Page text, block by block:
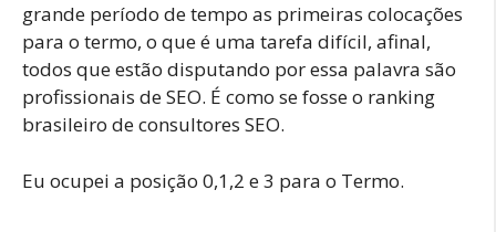
grande período de tempo as primeiras colocações
para o termo, o que é uma tarefa difícil, afinal,
todos que estão disputando por essa palavra são
profissionais de SEO. É como se fosse o ranking
brasileiro de consultores SEO.
Eu ocupei a posição 0,1,2 e 3 para o Termo.